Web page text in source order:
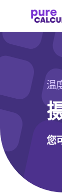
温
您